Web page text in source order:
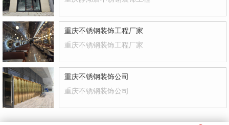
重庆不锈钢装饰工程厂家
重庆不锈钢装饰工程厂家
重庆不锈钢装饰公司
重庆不锈钢装饰公司